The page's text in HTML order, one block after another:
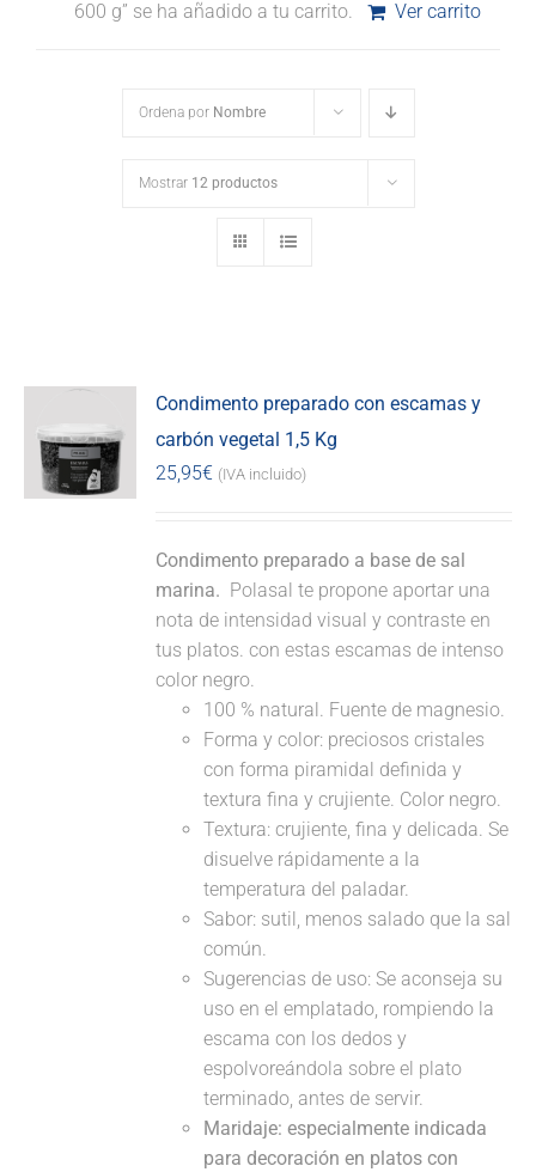
600 g” se ha añadido a tu carrito.
Ver carrito
Ordena por Nombre
Mostrar 12 productos
Condimento preparado con escamas y
carbón vegetal 1,5 Kg
25,95€ (IVA incluido)
Condimento preparado a base de sal
marina. Polasal te propone aportar una
nota de intensidad visual y contraste en
tus platos. con estas escamas de intenso
color negro.
100 % natural. Fuente de magnesio.
Forma y color: preciosos cristales
con forma piramidal definida y
textura fina y crujiente. Color negro.
Textura: crujiente, fina y delicada. Se
disuelve rápidamente a la
temperatura del paladar.
Sabor: sutil, menos salado que la sal
común.
Sugerencias de uso: Se aconseja su
uso en el emplatado, rompiendo la
escama con los dedos y
espolvoreándola sobre el plato
terminado, antes de servir.
Maridaje: especialmente indicada
para decoración en platos con